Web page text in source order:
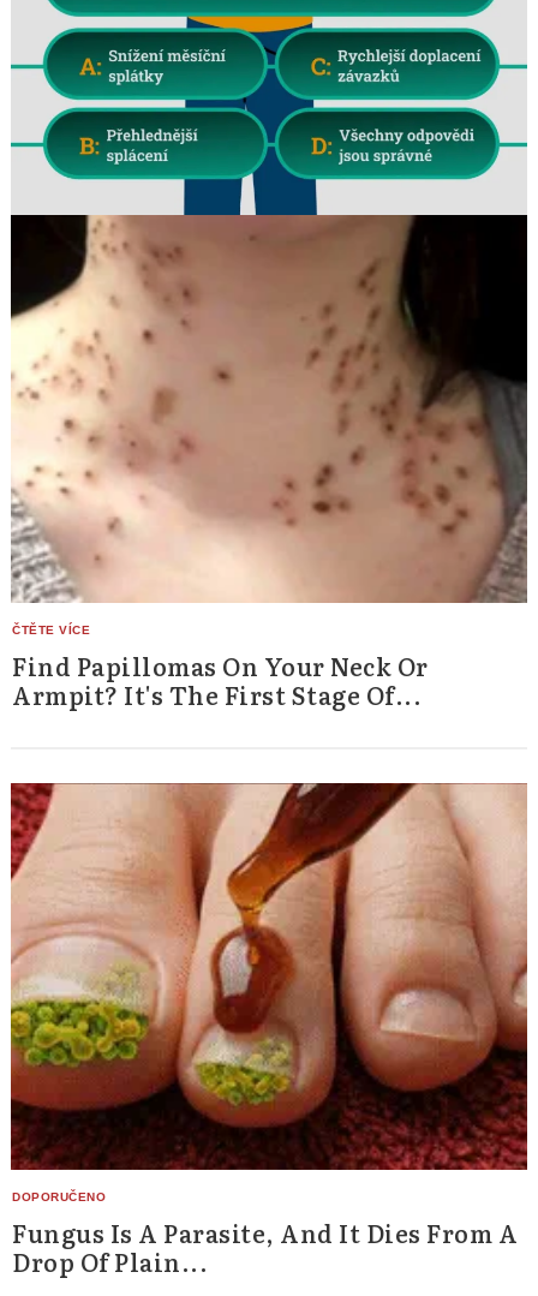
Find Papillomas On Your Neck Or
Armpit? It's The First Stage Of...
Fungus Is A Parasite, And It Dies From A
Drop Of Plain...